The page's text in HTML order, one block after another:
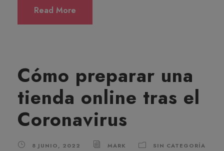
Read More
Cómo preparar una
tienda online tras el
Coronavirus
8 JUNIO, 2022 MARK SIN CATEGORÍA